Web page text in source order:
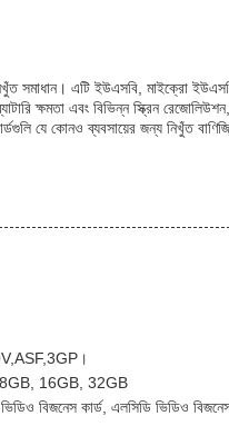
সমাধান। এটি ইউএসবি, মাইক্রো
ক্ষমতা এবং বিভিন্ন স্ক্রিন
যে কোনও ব্যবসায়ের জন্য নিখুঁত
16GB, 32GB
বিজনেস কার্ড, এলসিডি ভিডিও